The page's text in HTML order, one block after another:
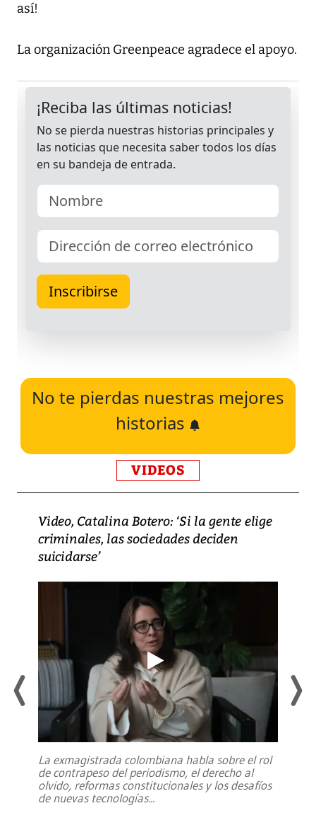
así!
La organización Greenpeace agradece el apoyo.
No te pierdas nuestras mejores
historias
VIDEOS
Video, Catalina Botero: ‘Si la gente elige
criminales, las sociedades deciden
suicidarse’
La exmagistrada colombiana habla sobre el rol
de contrapeso del periodismo, el derecho al
olvido, reformas constitucionales y los desafíos
de nuevas tecnologías...